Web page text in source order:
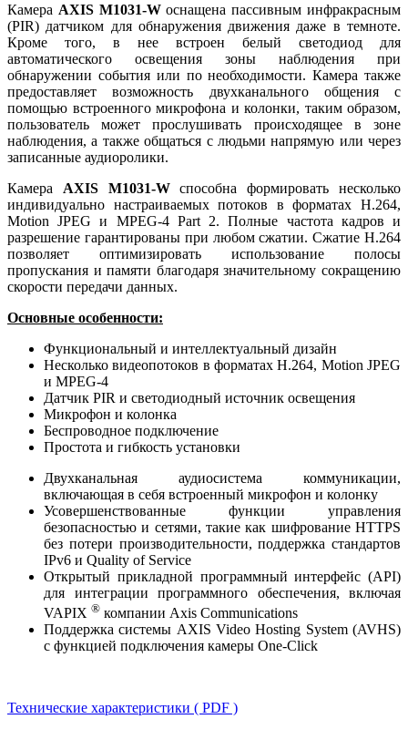
Камера AXIS M1031-Wоснащена пассивным инфракрасным
(PIR) датчиком для обнаружения движения даже в темноте.
Кроме того, в нее встроен белый светодиод для
автоматического освещения зоны наблюдения при
обнаружении события или по необходимости. Камера также
предоставляет возможность двухканального общения с
помощью встроенного микрофона и колонки, таким образом,
пользователь может прослушивать происходящее в зоне
наблюдения, а также общаться с людьми напрямую или через
записанные аудиоролики.
Камера AXIS M1031-Wспособна формировать несколько
индивидуально настраиваемых потоков в форматах H.264,
Motion JPEG и MPEG-4 Part 2. Полные частота кадров и
разрешение гарантированы при любом сжатии. Сжатие H.264
позволяет оптимизировать использование полосы
пропускания и памяти благодаря значительному сокращению
скорости передачи данных.
Основные особенности:
Функциональный и интеллектуальный дизайн
Несколько видеопотоков в форматах H.264, Motion JPEG
и MPEG-4
Датчик PIR и светодиодный источник освещения
Микрофон и колонка
Беспроводное подключение
Простота и гибкость установки
Двухканальная аудиосистема коммуникации,
включающая в себя встроенный микрофон и колонку
Усовершенствованные функции управления
безопасностью и сетями, такие как шифрование HTTPS
без потери производительности, поддержка стандартов
IPv6 и Quality of Service
Открытый прикладной программный интерфейс (API)
для интеграции программного обеспечения, включая
VAPIX ® компании Axis Communications
Поддержка системы AXIS Video Hosting System (AVHS)
с функцией подключения камеры One-Click
Технические характеристики ( PDF )